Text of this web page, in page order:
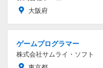
大阪府
ゲームプログラマー
株式会社サムライ・ソフト